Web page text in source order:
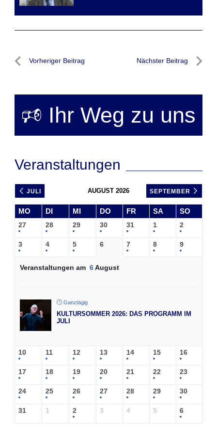
Beitragsnavigation
Vorheriger Beitrag Nächster Beitrag
🕫 Ihr Weg zu uns
Veranstaltungen
JULI AUGUST 2026 SEPTEMBER
MO DI MI DO FR SA SO
27 28 29 30 31 1 2
3 4 5 6 7 8 9
Veranstaltungen am 6August
Ganztägig
KULTURSOMMER 2026: DAS PROGRAMM IM
JULI
10 11 12 13 14 15 16
17 18 19 20 21 22 23
24 25 26 27 28 29 30
31 1 2 3 4 5 6